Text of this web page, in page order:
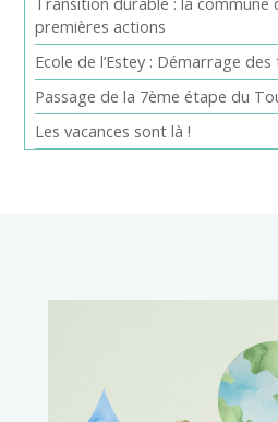
premières actions
Ecole de l’Estey : Démarrage
Passage de la 7ème étape du
Les vacances sont là !